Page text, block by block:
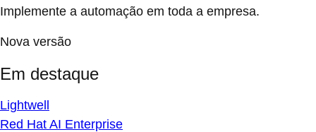
Implemente a automação em toda a empresa.
Nova versão
Em destaque
Lightwell
Red Hat AI Enterprise